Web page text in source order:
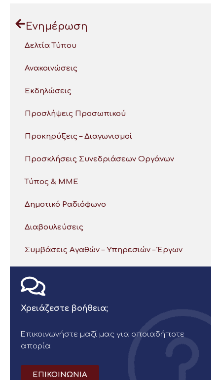
Ενημέρωση
Δελτία Τύπου
Ανακοινώσεις
Εκδηλώσεις
Προσλήψεις Προσωπικού
Προκηρύξεις – Διαγωνισμοί
Προσκλήσεις Συνεδριάσεων Οργάνων
Τύπος & ΜΜΕ
Δημοτικό Ραδιόφωνο
Διαβουλεύσεις
Συμβάσεις Αγαθών – Υπηρεσιών – Έργων
Χρειάζεστε βοήθεια;
Επικοινωνήστε μαζί μας για οποιαδήποτε
απορία
ΕΠΙΚΟΙΝΩΝΙΑ